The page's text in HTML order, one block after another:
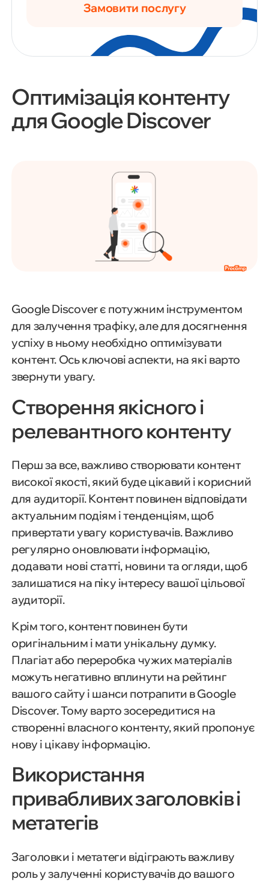
Замовити послугу
Оптимізація контенту
для Google Discover
Google Discover є потужним інструментом
для залучення трафіку, але для досягнення
успіху в ньому необхідно оптимізувати
контент. Ось ключові аспекти, на які варто
звернути увагу.
Створення якісного і
релевантного контенту
Перш за все, важливо створювати контент
високої якості, який буде цікавий і корисний
для аудиторії. Контент повинен відповідати
актуальним подіям і тенденціям, щоб
привертати увагу користувачів. Важливо
регулярно оновлювати інформацію,
додавати нові статті, новини та огляди, щоб
залишатися на піку інтересу вашої цільової
аудиторії.
Крім того, контент повинен бути
оригінальним і мати унікальну думку.
Плагіат або переробка чужих матеріалів
можуть негативно вплинути на рейтинг
вашого сайту і шанси потрапити в Google
Discover. Тому варто зосередитися на
створенні власного контенту, який пропонує
нову і цікаву інформацію.
Використання
привабливих заголовків і
метатегів
Заголовки і метатеги відіграють важливу
роль у залученні користувачів до вашого